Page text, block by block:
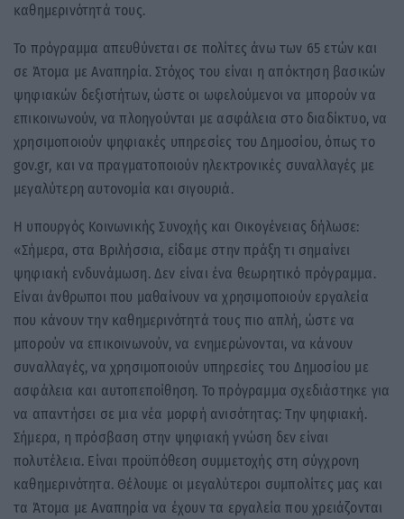
καθημερινότητά τους.
Το πρόγραμμα απευθύνεται σε πολίτες άνω των 65 ετών και
σε Άτομα με Αναπηρία. Στόχος του είναι η απόκτηση βασικών
ψηφιακών δεξιοτήτων, ώστε οι ωφελούμενοι να μπορούν να
επικοινωνούν, να πλοηγούνται με ασφάλεια στο διαδίκτυο, να
χρησιμοποιούν ψηφιακές υπηρεσίες του Δημοσίου, όπως το
gov.gr, και να πραγματοποιούν ηλεκτρονικές συναλλαγές με
μεγαλύτερη αυτονομία και σιγουριά.
Η υπουργός Κοινωνικής Συνοχής και Οικογένειας δήλωσε:
«Σήμερα, στα Βριλήσσια, είδαμε στην πράξη τι σημαίνει
ψηφιακή ενδυνάμωση. Δεν είναι ένα θεωρητικό πρόγραμμα.
Είναι άνθρωποι που μαθαίνουν να χρησιμοποιούν εργαλεία
που κάνουν την καθημερινότητά τους πιο απλή, ώστε να
μπορούν να επικοινωνούν, να ενημερώνονται, να κάνουν
συναλλαγές, να χρησιμοποιούν υπηρεσίες του Δημοσίου με
ασφάλεια και αυτοπεποίθηση. Το πρόγραμμα σχεδιάστηκε για
να απαντήσει σε μια νέα μορφή ανισότητας: Την ψηφιακή.
Σήμερα, η πρόσβαση στην ψηφιακή γνώση δεν είναι
πολυτέλεια. Είναι προϋπόθεση συμμετοχής στη σύγχρονη
καθημερινότητα. Θέλουμε οι μεγαλύτεροι συμπολίτες μας και
τα Άτομα με Αναπηρία να έχουν τα εργαλεία που χρειάζονται